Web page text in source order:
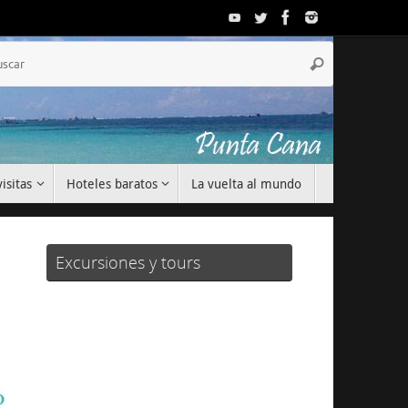
Buscar
Hoteles baratos La vuelta al mundo
Excursiones y tours